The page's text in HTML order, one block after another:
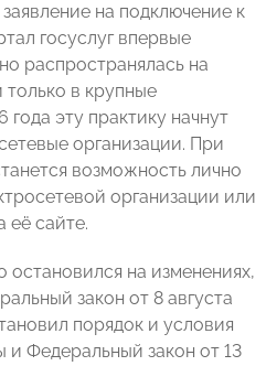
на подключение к
госуслуг впервые
распространялась на
только в крупные
эту практику начнут
организации. При
возможность лично
организации или
её сайте.
на изменениях,
закон от 8 августа
порядок и условия
и Федеральный закон от 13